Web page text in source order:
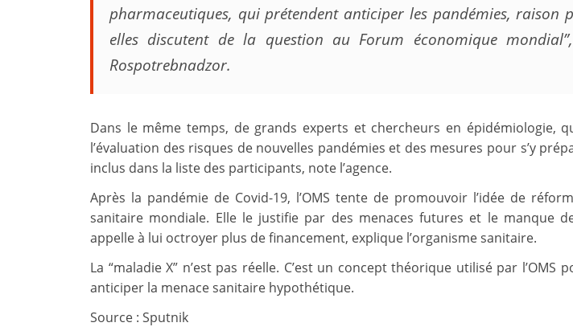
pharmaceutiques, qui prétendent anticiper les pandémies, raison
elles discutent de la question au Forum économique
Rospotrebnadzor.
Dans le même temps, de grands experts et chercheurs en épidémiologie,
l’évaluation des risques de nouvelles pandémies et des mesures pour s’y
inclus dans la liste des participants, note l’agence.
Après la pandémie de Covid-19, l’OMS tente de promouvoir l’idée de
sanitaire mondiale. Elle le justifie par des menaces futures et le manque
appelle à lui octroyer plus de financement, explique l’organisme sanitaire.
La “maladie X” n’est pas réelle. C’est un concept théorique utilisé par l’OMS
anticiper la menace sanitaire hypothétique.
Source : Sputnik